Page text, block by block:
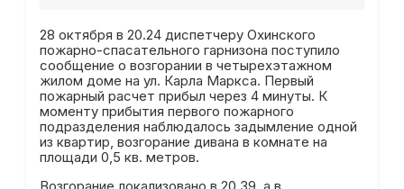
28 октября в 20.24 диспетчеру Охинского
пожарно-спасательного гарнизона поступило
сообщение о возгорании в четырехэтажном
жилом доме на ул. Карла Маркса. Первый
пожарный расчет прибыл через 4 минуты. К
моменту прибытия первого пожарного
подразделения наблюдалось задымление одной
из квартир, возгорание дивана в комнате на
площади 0,5 кв. метров.